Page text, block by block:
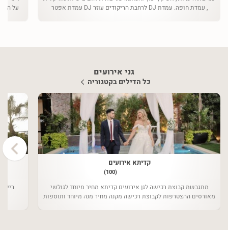
, עמדת חופה. עמדת DJ לרחבת הריקודים עוזר DJ עמדת אפטר
גני אירועים
כל הדילים בקטגוריה
קדיתא אירועים
(100)
מתגבשת קבוצת רכישה לגן אירועים קדיתא מחיר מיוחד לגולשי
מאורסים ההצטרפות לקבוצת רכישה מקנה מחיר מנה מיוחד ותוספות
ריין
›